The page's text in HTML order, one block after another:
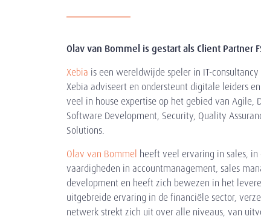
Olav van Bommel is gestart als Client Partner
Xebia is een wereldwijde speler in IT-
Xebia adviseert en ondersteunt digitale leiders
veel in house expertise op het gebied van Agile,
Software Development, Security, Quality
Solutions.
Olav van Bommel heeft veel ervaring in sales, in
vaardigheden in accountmanagement, sales
development en heeft zich bewezen in het
uitgebreide ervaring in de financiële sector,
netwerk strekt zich uit over alle niveaus, van